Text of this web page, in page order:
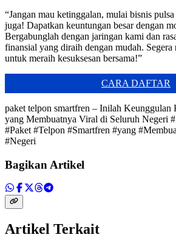
“Jangan mau ketinggalan, mulai bisnis
juga! Dapatkan keuntungan besar dengan
Bergabunglah dengan jaringan kami dan
finansial yang diraih dengan mudah.
untuk meraih kesuksesan bersama!”
CARA DAFTAR
paket telpon smartfren – Inilah Keunggulan
yang Membuatnya Viral di Seluruh Negeri
#Paket #Telpon #Smartfren #yang
#Negeri
Bagikan Artikel
Artikel Terkait